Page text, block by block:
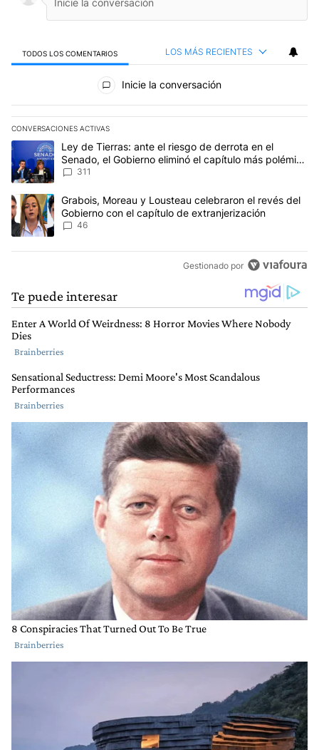
TODOS LOS COMENTARIOS LOS MÁS RECIENTES
Todos los comentarios
Inicie la conversación
CONVERSACIONES ACTIVAS
Este listado muestra los artículos con más comentarios en los
Un artículo de tendencia con el título "Ley de Tierras: ante el
Ley de Tierras: ante el riesgo de derrota en el
Senado, el Gobierno eliminó el capítulo más polémico
del proyecto
311
Un artículo de tendencia con el título "Grabois, Moreau y
Grabois, Moreau y Lousteau celebraron el revés del
Gobierno con el capítulo de extranjerización
46
Gestionado por